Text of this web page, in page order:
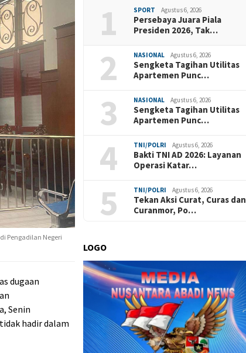
Pengadilan Negeri
dugaan
Senin
hadir dalam
1 SPORT Agustus 6, 2026
Persebaya Juara Piala
Presiden 2026, Tak…
2 NASIONAL Agustus 6, 2026
Sengketa Tagihan Utilitas
Apartemen Punc…
3 NASIONAL Agustus 6, 2026
Sengketa Tagihan Utilitas
Apartemen Punc…
4 TNI/POLRI Agustus 6, 2026
Bakti TNI AD 2026: Layanan
Operasi Katar…
5 TNI/POLRI Agustus 6, 2026
Tekan Aksi Curat, Curas dan
Curanmor, Po…
LOGO